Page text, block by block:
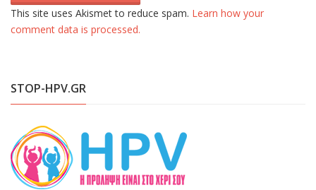
This site uses Akismet to reduce spam. Learn how your
comment data is processed.
STOP-HPV.GR